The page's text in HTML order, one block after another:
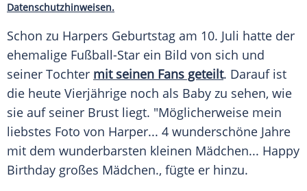
Datenschutzhinweisen.
Schon zu Harpers Geburtstag am 10. Juli hatte der
ehemalige Fußball-Star ein Bild von sich und
seiner Tochter mit seinen Fans geteilt. Darauf ist
die heute Vierjährige noch als Baby zu sehen, wie
sie auf seiner Brust liegt. "Möglicherweise mein
liebstes Foto von Harper... 4 wunderschöne Jahre
mit dem wunderbarsten kleinen Mädchen... Happy
Birthday großes Mädchen., fügte er hinzu.